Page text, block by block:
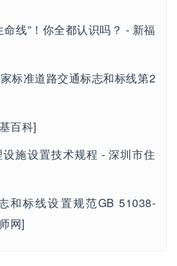
命线”！你全都认识吗？ - 新福
标准道路交通标志和标线第2
百科]
施设置技术规程 - 深圳市住
和标线设置规范GB 51038-
网]